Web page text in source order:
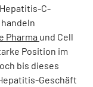
C-
Pharma und Cell
Position im
bis dieses
Geschäft